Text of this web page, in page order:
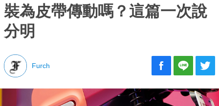
裝為皮帶傳動嗎？這篇一次說
分明
Furch